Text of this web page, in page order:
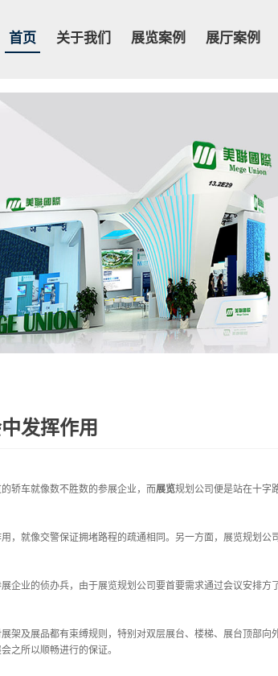
首页 关于我们 展览案例 展厅案例
发挥作用
轿车就像数不胜数的参展企业，而展览规划公司便是站在十字
，就像交警保证拥堵路程的疏通相同。另一方面，展览规划
业的侦办兵，由于展览规划公司要首要需求通过会议安排方了
及展品都有束缚规则，特别对双层展台、楼梯、展台顶部向
之所以顺畅进行的保证。